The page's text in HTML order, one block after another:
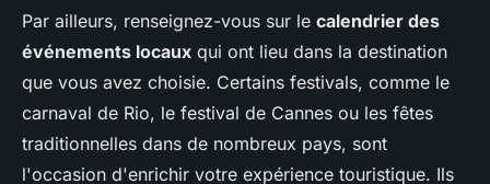
Par ailleurs, renseignez-vous sur le calendrier des
événements locaux qui ont lieu dans la destination
que vous avez choisie. Certains festivals, comme le
carnaval de Rio, le festival de Cannes ou les fêtes
traditionnelles dans de nombreux pays, sont
l'occasion d'enrichir votre expérience touristique. Ils